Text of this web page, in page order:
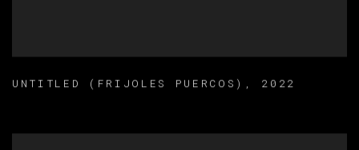
UNTITLED (FRIJOLES PUERCOS) , 2022